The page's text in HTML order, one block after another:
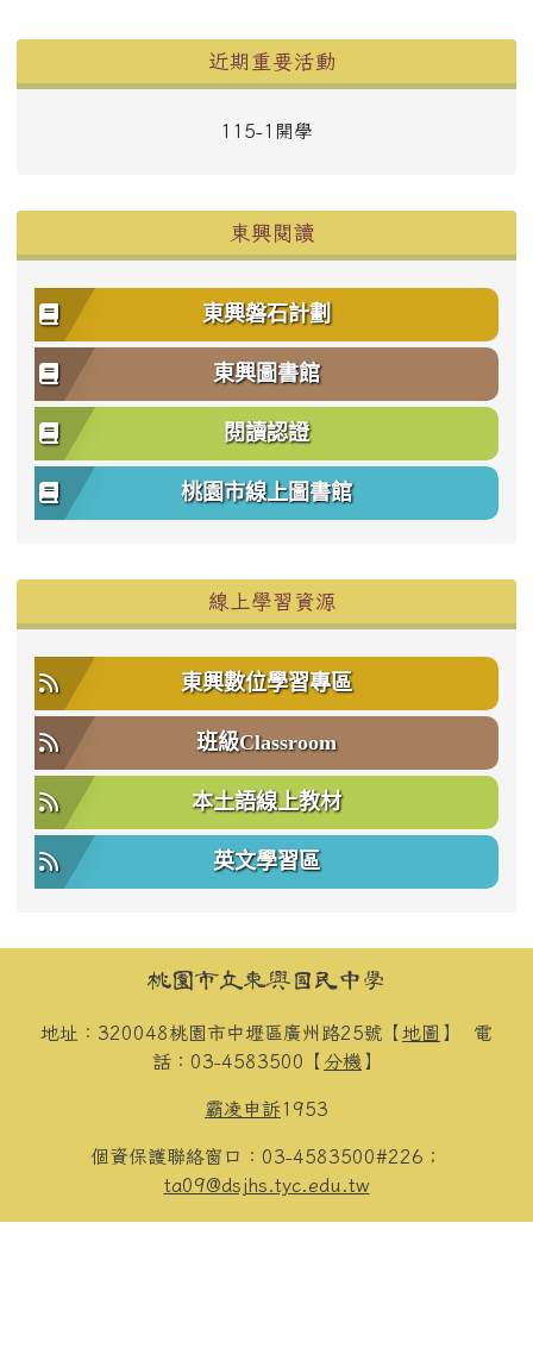
近期重要活動
115-1開學
東興閱讀
東興磐石計劃
東興圖書館
閱讀認證
桃園市線上圖書館
線上學習資源
東興數位學習專區
班級Classroom
本土語線上教材
英文學習區
頁尾區域內容桃園市立東興國民中學
地址：320048桃園市中壢區廣州路25號【 地圖 】 電
話：03-4583500【 分機 】
霸凌申訴1953
個資保護聯絡窗口：03-4583500#226；
ta09@dsjhs.tyc.edu.tw